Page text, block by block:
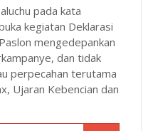
pada kata
kegiatan Deklarasi
mengedepankan
dan tidak
perpecahan terutama
Ujaran Kebencian dan